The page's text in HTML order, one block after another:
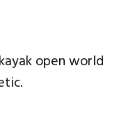
open world